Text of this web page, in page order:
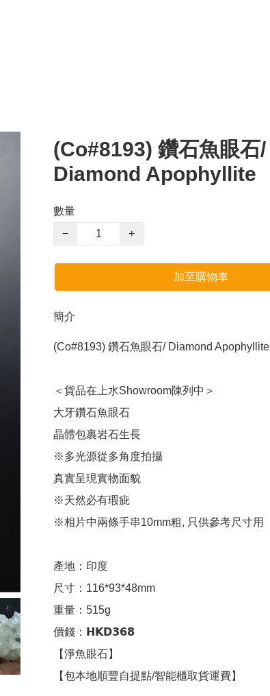
(Co#8193) 鑽石魚眼石/
Diamond Apophyllite
數量
−
+
加至購物車
簡介
(Co#8193) 鑽石魚眼石/ Diamond Apophyllite
＜貨品在上水Showroom陳列中＞
大牙鑽石魚眼石
晶體包裹岩石生長
※多光源從多角度拍攝
真實呈現實物面貌
※天然必有瑕疵
※相片中兩條手串10mm粗, 只供參考尺寸用
產地：印度
尺寸：116*93*48mm
重量：515g
價錢：𝗛𝗞𝗗𝟯𝟲𝟴
【淨魚眼石】
【包本地順豐自提點/智能櫃取貨運費】